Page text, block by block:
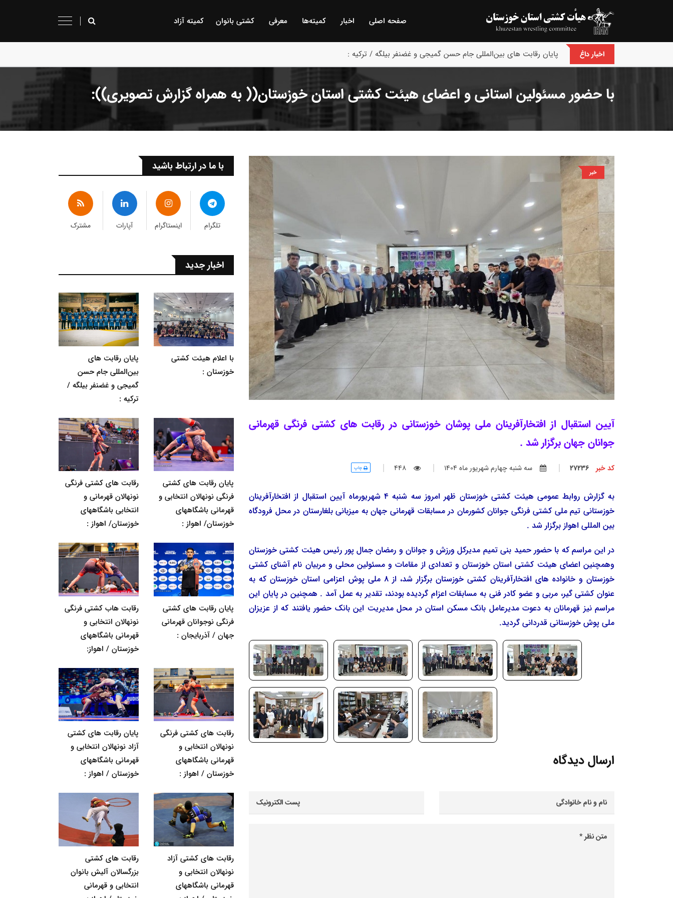
صفحه اصلی اخبار كمیته‌ها معرفی كشتی بانوان کمیته آزاد
اخبار داغ پایان رقابت های کشتی فرنگی نونهالان انتخابی و قهرمانی باشگاههای خوزستان/ اهواز :
با حضور مسئولین استانی و اعضای هیئت کشتی استان خوزستان(( به همراه گزارش تصویری)):
خبر
آیین استقبال از افتخارآفرینان ملی پوشان خوزستانی در رقابت های کشتی فرنگی قهرمانی
جوانان جهان برگزار شد .
کد خبر سه شنبه چهارم شهريور ماه 1404 448 چاپ
به گزارش روابط عمومی هیئت کشتی خوزستان ظهر امروز سه شنبه 4 شهریورماه آیین استقبال از افتخارآفرینان
خوزستانی تیم ملی کشتی فرنگی جوانان کشورمان در مسابقات قهرمانی جهان به میزبانی بلغارستان در محل فرودگاه
بین المللی اهواز برگزار شد .
در این مراسم که با حضور حمید بنی تمیم مدیرکل ورزش و جوانان و رمضان جمال پور رئیس هیئت کشتی خوزستان
وهمچنین اعضای هیئت کشتی استان خوزستان و تعدادی از مقامات و مسئولین محلی و مربیان نام آشنای کشتی
خوزستان و خانواده های افتخارآفرینان کشتی خوزستان برگزار شد، از 8 ملی پوش اعزامی استان خوزستان که به
عنوان کشتی گیر، مربی و عضو کادر فنی به مسابقات اعزام گردیده بودند، تقدیر به عمل آمد . همچنین در پایان این
مراسم نیز قهرمانان به دعوت مدیرعامل بانک مسکن استان در محل مدیریت این بانک حضور یافتند که از عزیزان
ملی پوش خوزستانی قدردانی گردید.
ارسال دیدگاه
با ما در ارتباط باشید
تلگرام اینستاگرام آپارات مشترک
اخبار جدید
با اعلام هیئت کشتی
خوزستان :
پایان رقابت های
بین‌المللی جام حسن
گمیجی و غضنفر بیلگه /
ترکیه :
پایان رقابت های کشتی
فرنگی نونهالان انتخابی و
قهرمانی باشگاههای
خوزستان/ اهواز :
رقابت های کشتی فرنگی
نونهالان قهرمانی و
انتخابی باشگاههای
خوزستان/ اهواز :
پایان رقابت های کشتی
فرنگی نوجوانان قهرمانی
جهان / آذربایجان :
رقابت هاب کشتی فرنگی
نونهالان انتخابی و
قهرمانی باشگاههای
خوزستان / اهواز:
رقابت های کشتی فرنگی
نونهالان انتخابی و
قهرمانی باشگاههای
خوزستان / اهواز :
پایان رقابت های کشتی
آزاد نونهالان انتخابی و
قهرمانی باشگاههای
خوزستان / اهواز :
رقابت های کشتی آزاد
نونهالان انتخابی و
قهرمانی باشگاههای
رقابت های کشتی
بزرگسالان آلیش بانوان
انتخابی و قهرمانی